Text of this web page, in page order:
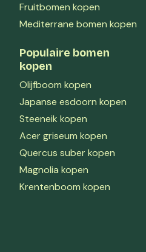
Fruitbomen kopen
Mediterrane bomen kopen
Populaire bomen
kopen
Olijfboom kopen
Japanse esdoorn kopen
Steeneik kopen
Acer griseum kopen
Quercus suber kopen
Magnolia kopen
Krentenboom kopen